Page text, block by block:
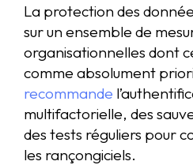
La protection des
sur un ensemble de
organisationnelles dont
comme absolument
recommande
multifactorielle, des
des tests réguliers pour
les rançongiciels.